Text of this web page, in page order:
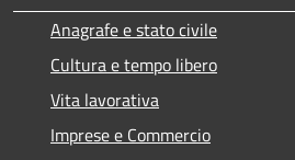
Anagrafe e stato civile
Cultura e tempo libero
Vita lavorativa
Imprese e Commercio